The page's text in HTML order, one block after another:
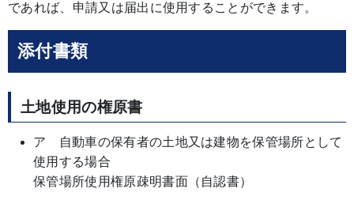
であれば、申請又は届出に使用することができます。
添付書類
土地使用の権原書
ア 自動車の保有者の土地又は建物を保管場所として
使用する場合
保管場所使用権原疎明書面（自認書）